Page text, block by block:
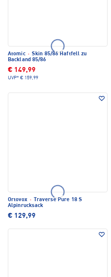
Atomic · Skin 85/86 Haftfell zu
Backland 85/86
€ 149,99
UVP* € 159,99
Ortovox ·
Traverse Pure 18 S
Alpinrucksack
€ 129,99